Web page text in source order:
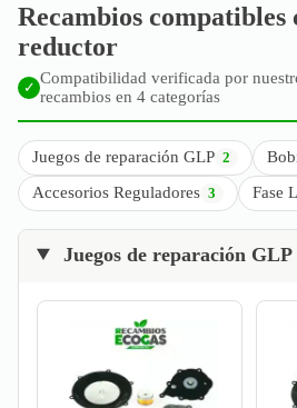
Recambios compatibles
reductor
✓
Compatibilidad verificada por
recambios en 4 categorías
Juegos de reparación GLP 2
Accesorios Reguladores 3 Fase
Juegos de reparación GLP